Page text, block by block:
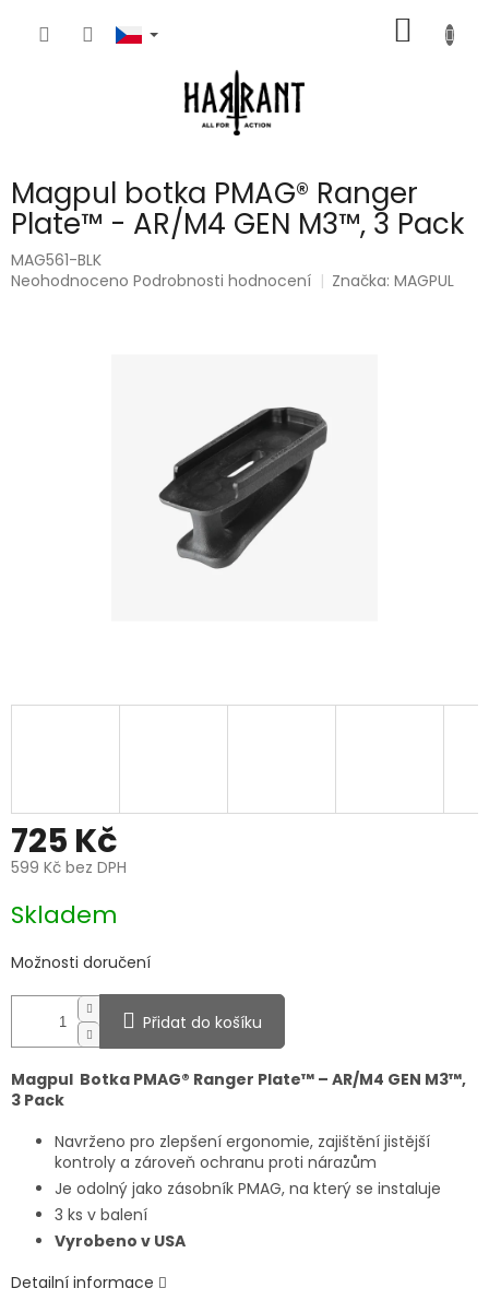
KOŠÍK
Magpul botka PMAG® Ranger
Plate™ - AR/M4 GEN M3™, 3 Pack
MAG561-BLK
Průměrné
Neohodnoceno Podrobnosti hodnocení Značka:MAGPUL
725 Kč
599 Kč bez DPH
cena:
Skladem
Možnosti doručení
Přidat do košíku
Magpul Botka PMAG® Ranger Plate™ – AR/M4 GEN M3™,
3 Pack
Navrženo pro zlepšení ergonomie, zajištění jistější
kontroly a zároveň ochranu proti nárazům
Je odolný jako zásobník PMAG, na který se instaluje
3 ks v balení
Vyrobeno v USA
Detailní informace